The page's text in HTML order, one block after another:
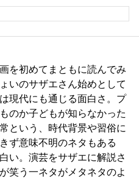
を初めてまともに読んでみ
いのサザエさん始めとして
現代にも通じる面白さ。プ
のか子どもが知らなかった
という、時代背景や習俗に
ず意味不明のネタもある
い。演芸をサザエに解説さ
笑う一ネタがメタネタのよ